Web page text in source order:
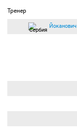
Тренер